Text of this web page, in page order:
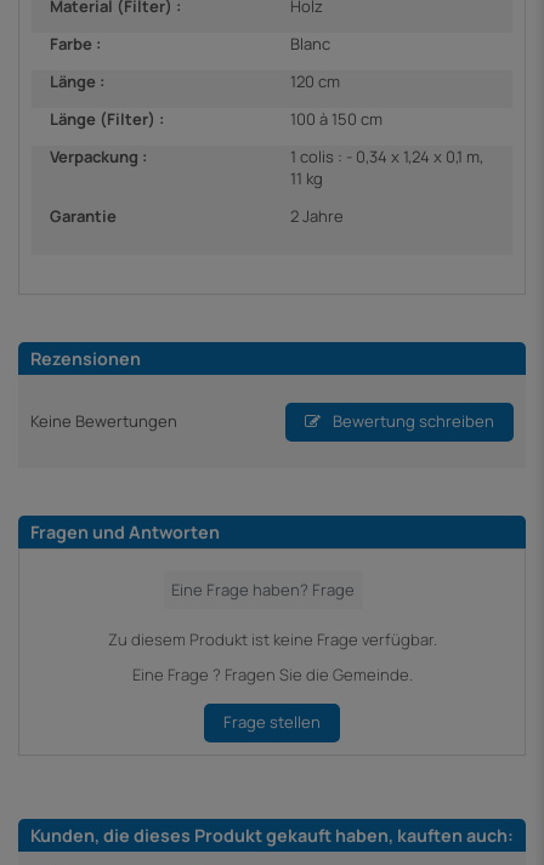
Material (Filter) :
Holz
Farbe :
Blanc
Länge :
120 cm
Länge (Filter) :
100 à 150 cm
Verpackung :
1 colis : - 0,34 x 1,24 x 0,1 m,
11 kg
Garantie
2 Jahre
Rezensionen
Keine Bewertungen Bewertung schreiben
Fragen und Antworten
Zu diesem Produkt ist keine Frage verfügbar.
Eine Frage ? Fragen Sie die Gemeinde.
Frage stellen
Kunden, die dieses Produkt gekauft haben, kauften auch: